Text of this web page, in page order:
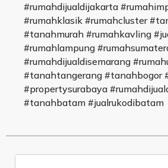
#rumahdijualdijakarta
#rumahklasik #rumahcluster
#tanahmurah #rumahkavling
#rumahlampung
#rumahdijualdisemarang
#tanahtangerang #tanahbogor
#propertysurabaya
#tanahbatam #jualrukodibatam